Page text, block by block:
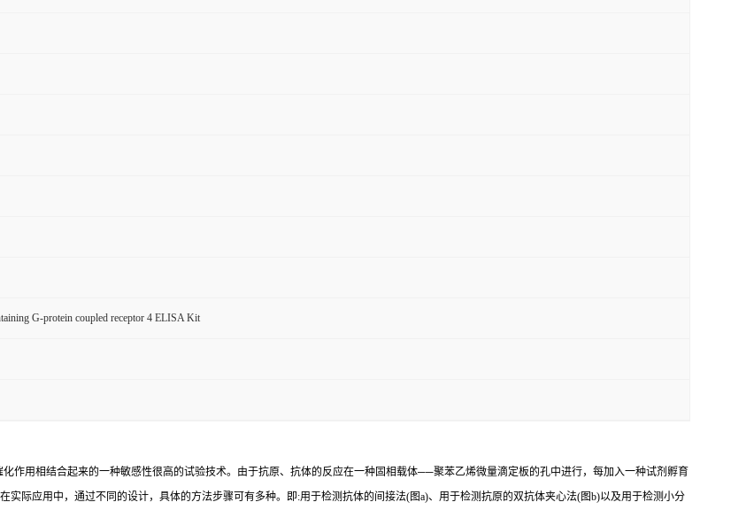
G-protein coupled receptor 4 ELISA Kit
作用相结合起来的一种敏感性很高的试验技术。由于抗原、抗体的反应在一种固相载体──聚苯乙烯微量滴定板的孔中进行，每加入一种试剂孵育
实际应用中，通过不同的设计，具体的方法步骤可有多种。即:用于检测抗体的间接法(图a)、用于检测抗原的双抗体夹心法(图b)以及用于检测小分